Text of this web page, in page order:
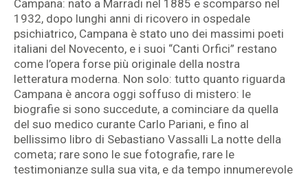
Campana: nato a Marradi nel 1885 e scomparso nel
1932, dopo lunghi anni di ricovero in ospedale
psichiatrico, Campana è stato uno dei massimi poeti
italiani del Novecento, e i suoi “Canti Orfici” restano
come l’opera forse più originale della nostra
letteratura moderna. Non solo: tutto quanto riguarda
Campana è ancora oggi soffuso di mistero: le
biografie si sono succedute, a cominciare da quella
del suo medico curante Carlo Pariani, e fino al
bellissimo libro di Sebastiano Vassalli La notte della
cometa; rare sono le sue fotografie, rare le
testimonianze sulla sua vita, e da tempo innumerevole